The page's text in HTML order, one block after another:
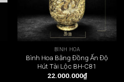
BÌNH HOA
Bình Hoa Bằng Đồng Ấn Độ
Hút Tài Lộc BH-C81
22.000.000₫